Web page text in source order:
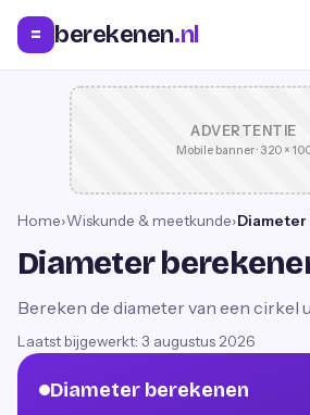
= berekenen.nl
ADVERTENTIE
Mobile banner · 320 ×
Home›Wiskunde & meetkunde›
Diameter
Bereken de diameter van een cirkel
Laatst bijgewerkt: 3 augustus 2026
Diameter berekenen